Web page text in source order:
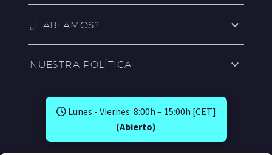
¿HABLAMOS?
NUESTRA POLÍTICA
Lunes - Viernes: 8:00h – 15:00h [CET]
(Abierto)